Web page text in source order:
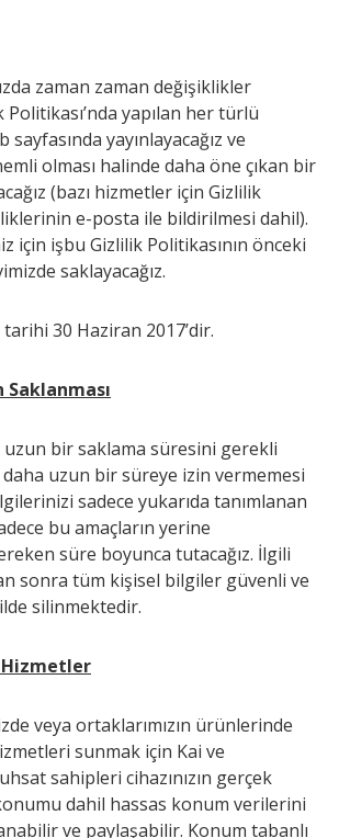
zaman zaman değişiklikler
Politikası’nda yapılan her türlü
yayınlayacağız ve
olması halinde daha öne çıkan bir
(bazı hizmetler için Gizlilik
e-posta ile bildirilmesi dahil).
için işbu Gizlilik Politikasının önceki
saklayacağız.
30 Haziran 2017’dir.
uzun bir saklama süresini gerekli
uzun bir süreye izin vermemesi
sadece yukarıda tanımlanan
bu amaçların yerine
süre boyunca tutacağız. İlgili
sonra tüm kişisel bilgiler güvenli ve
silinmektedir.
Hizmetler
veya ortaklarımızın ürünlerinde
sunmak için Kai ve
sahipleri cihazınızın gerçek
dahil hassas konum verilerini
ve paylaşabilir. Konum tabanlı